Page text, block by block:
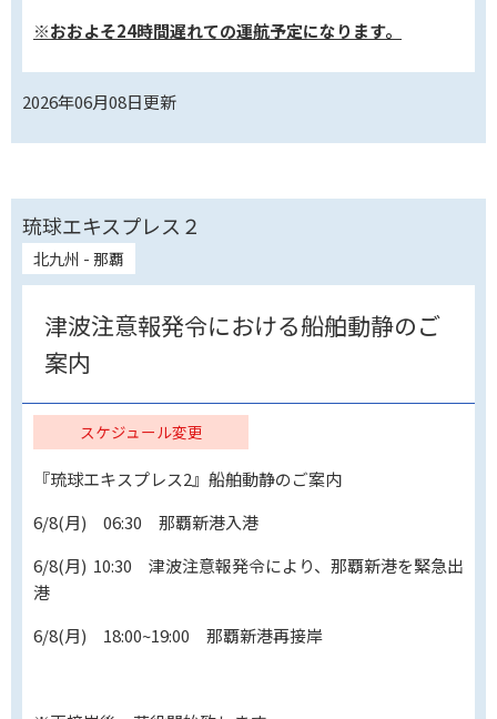
※おおよそ24時間遅れての運航予定になります。
2026年06月08日更新
琉球エキスプレス２
北九州 - 那覇
津波注意報発令における船舶動静のご
案内
スケジュール変更
『琉球エキスプレス2』船舶動静のご案内
6/8(月) 06:30 那覇新港入港
6/8(月) 10:30 津波注意報発令により、那覇新港を緊急出
港
6/8(月) 18:00~19:00 那覇新港再接岸